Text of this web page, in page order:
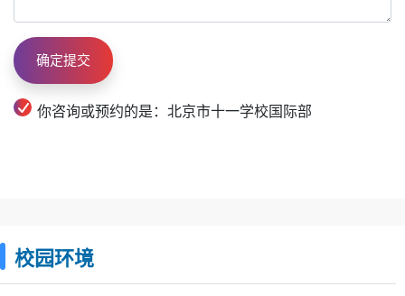
你咨询或预约的是：北京市十一学校国际部
校园环境